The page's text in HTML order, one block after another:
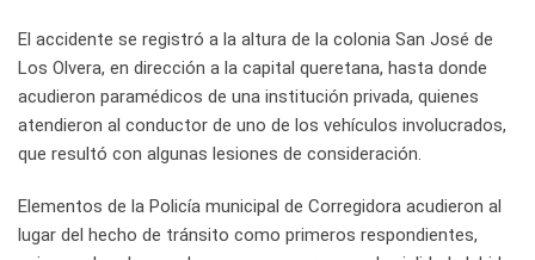
El accidente se registró a la altura de la colonia San José de
Los Olvera, en dirección a la capital queretana, hasta donde
acudieron paramédicos de una institución privada, quienes
atendieron al conductor de uno de los vehículos involucrados,
que resultó con algunas lesiones de consideración.
Elementos de la Policía municipal de Corregidora acudieron al
lugar del hecho de tránsito como primeros respondientes,